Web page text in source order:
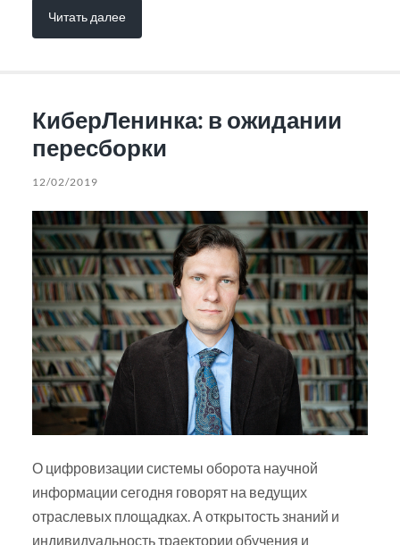
Читать далее
КиберЛенинка: в ожидании
пересборки
12/02/2019
О цифровизации системы оборота научной
информации сегодня говорят на ведущих
отраслевых площадках. А открытость знаний и
индивидуальность траектории обучения и